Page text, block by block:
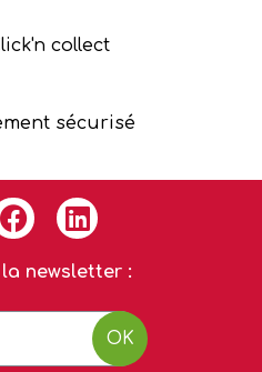
collect
sécurisé
newsletter :
OK